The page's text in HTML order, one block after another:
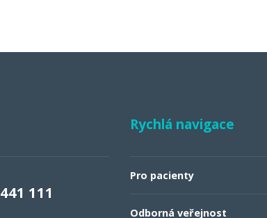
111
Rychlá navigace
Pro pacienty
Odborná veřejnost